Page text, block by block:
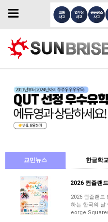
Toggle
교민뉴스 한글학
2026 퀸즐랜드
하는 한국의 날
eorge Square